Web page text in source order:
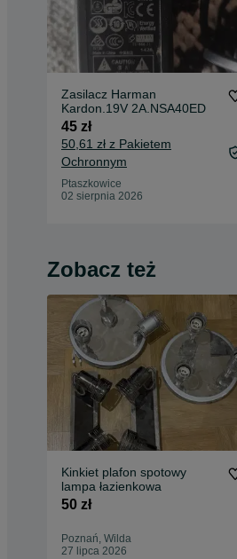
Zasilacz Harman
Kardon.19V 2A.NSA40ED
45 zł
50,61 zł z Pakietem
Ochronnym
Ptaszkowice
02 sierpnia 2026
Zobacz też
Kinkiet plafon spotowy
lampa łazienkowa
50 zł
Poznań, Wilda
27 lipca 2026